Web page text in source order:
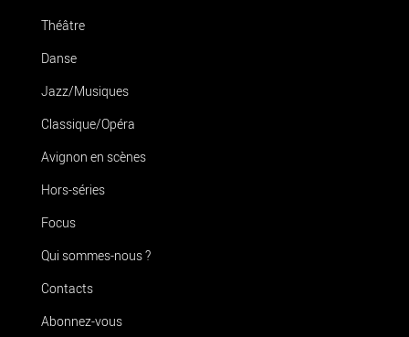
Théâtre
Danse
Jazz/Musiques
Classique/Opéra
Avignon en scènes
Hors-séries
Focus
Qui sommes-nous ?
Contacts
Abonnez-vous